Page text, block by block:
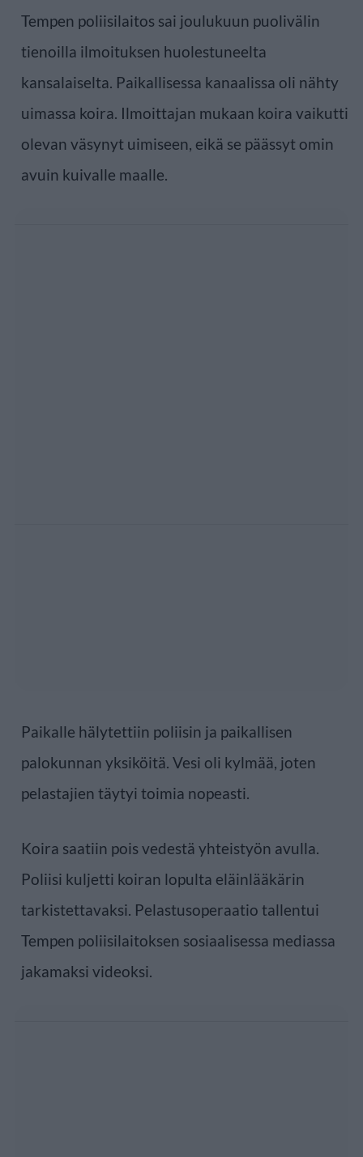
Tempen poliisilaitos sai joulukuun puolivälin
tienoilla ilmoituksen huolestuneelta
kansalaiselta. Paikallisessa kanaalissa oli nähty
uimassa koira. Ilmoittajan mukaan koira vaikutti
olevan väsynyt uimiseen, eikä se päässyt omin
avuin kuivalle maalle.
Paikalle hälytettiin poliisin ja paikallisen
palokunnan yksiköitä. Vesi oli kylmää, joten
pelastajien täytyi toimia nopeasti.
Koira saatiin pois vedestä yhteistyön avulla.
Poliisi kuljetti koiran lopulta eläinlääkärin
tarkistettavaksi. Pelastusoperaatio tallentui
Tempen poliisilaitoksen sosiaalisessa mediassa
jakamaksi videoksi.